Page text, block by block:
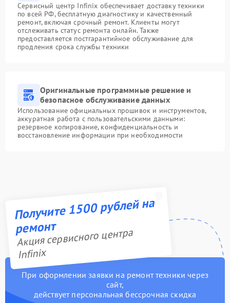
Сервисный центр Infinix обеспечивает доставку техники
по всей РФ, бесплатную диагностику и качественный
ремонт, включая срочный ремонт. Клиенты могут
отслеживать статус ремонта онлайн. Также
предоставляется постгарантийное обслуживание для
продления срока службы техники
Оригинальные программные решение и
безопасное обслуживание данных
Использование официальных прошивок и инструментов,
аккуратная работа с пользовательскими данными:
резервное копирование, конфиденциальность и
восстановление информации при необходимости
Получите 1500 рублей на
ремонт
Акция сервисного центра
Infinix
При оформлении заявки на ремонт техники через
сайт,
действует персональная бессрочная скидка